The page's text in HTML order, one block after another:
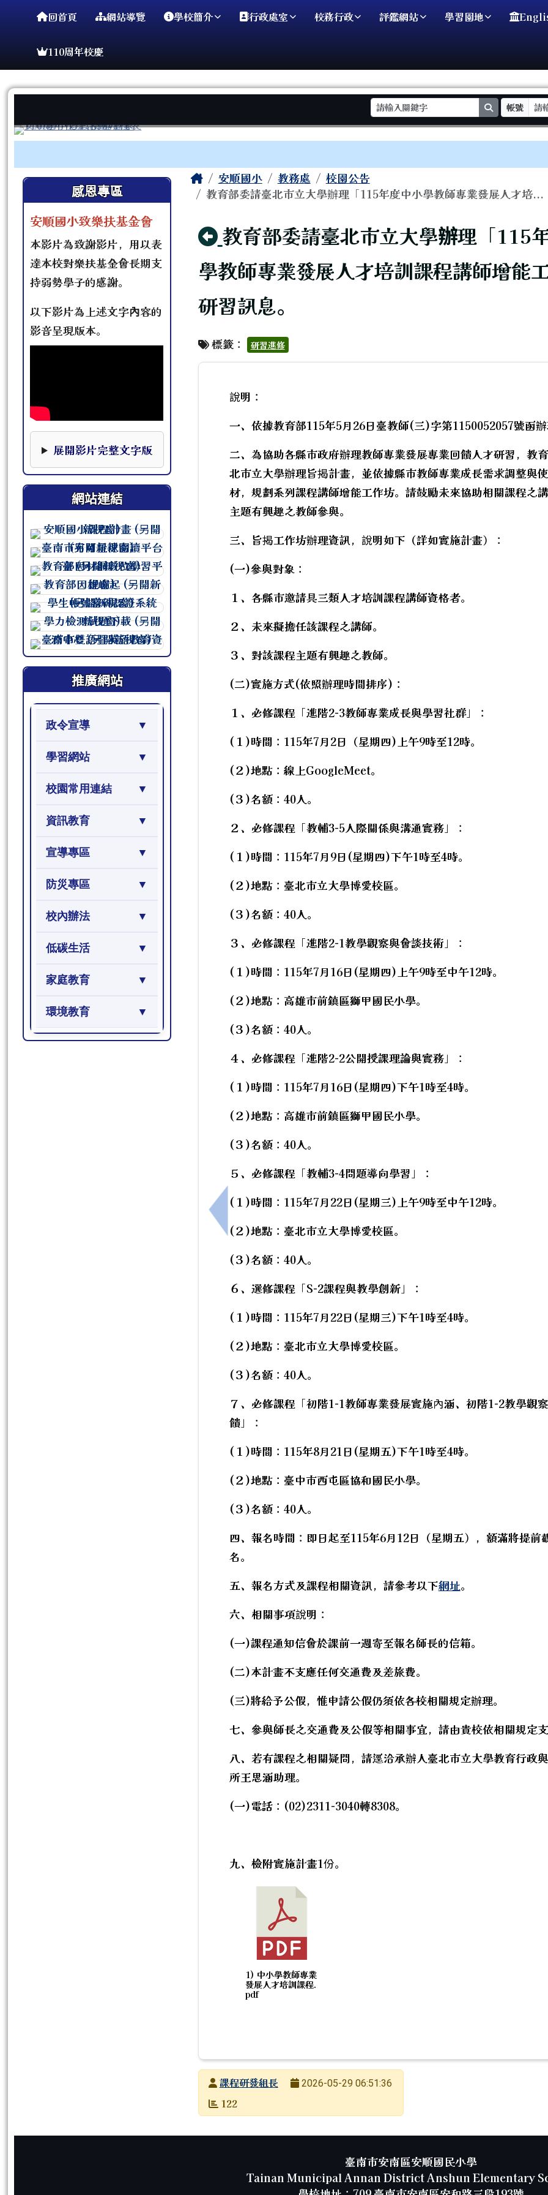
臺南市安順國小
導覽列回首頁 網站導覽 學校簡介 行政處室 校務行政 評鑑網站 學習園地
110周年校慶
search
帳號
左邊區域內容
感恩專區
安順國小致樂扶基金會
本影片為致謝影片，用以表
達本校對樂扶基金會長期支
持弱勢學子的感謝。
以下影片為上述文字內容的
影音呈現版本。
展開影片完整文字版
網站連結
連至 http://course.tn.edu.tw/school.aspx?sch=213626
連至 http://course.tn.edu.tw/school.aspx?sch=213626
連至 http://course.tn.edu.tw/school.aspx?sch=213626
連至 http://course.tn.edu.tw/school.aspx?sch=213626
連至 http://course.tn.edu.tw/school.aspx?sch=213626
連至 http://course.tn.edu.tw/school.aspx?sch=213626
連至 http://course.tn.edu.tw/school.aspx?sch=213626
推廣網站
政令宣導
學習網站
校園常用連結
資訊教育
宣導專區
防災專區
校內辦法
低碳生活
家庭教育
環境教育
主內容區域
Home安順國小 教務處
校園公告
教育部委請臺北市立大學辦理「115年度中小學教師專業發展人才培...
回上頁
教育部委請臺北市立大學辦理「115
學教師專業發展人才培訓課程講師增能工
研習訊息。
標籤： 研習進修
上一筆：轉知國立嘉義大學辦理「115學年度中小學雙語教學在職教
說明：
一、依據教育部115年5月26日臺教師(三)字第1150052057號函辦
二、為協助各縣市政府辦理教師專業發展專業回饋人才研習，教
北市立大學辦理旨揭計畫，並依據縣市教師專業成長需求調整與
材，規劃系列課程講師增能工作坊。請鼓勵未來協助相關課程之
主題有興趣之教師參與。
三、旨揭工作坊辦理資訊，說明如下（詳如實施計畫）：
(一)參與對象：
１、各縣市邀請具三類人才培訓課程講師資格者。
２、未來擬擔任該課程之講師。
３、對該課程主題有興趣之教師。
(二)實施方式(依照辦理時間排序)：
１、必修課程「進階2-3教師專業成長與學習社群」：
(１)時間：115年7月2日（星期四)上午9時至12時。
(２)地點：線上GoogleMeet。
(３)名額：40人。
２、必修課程「教輔3-5人際關係與溝通實務」：
(１)時間：115年7月9日(星期四)下午1時至4時。
(２)地點：臺北市立大學博愛校區。
(３)名額：40人。
３、必修課程「進階2-1教學觀察與會談技術」：
(１)時間：115年7月16日(星期四)上午9時至中午12時。
(２)地點：高雄市前鎮區獅甲國民小學。
(３)名額：40人。
４、必修課程「進階2-2公開授課理論與實務」：
(１)時間：115年7月16日(星期四)下午1時至4時。
(２)地點：高雄市前鎮區獅甲國民小學。
(３)名額：40人。
５、必修課程「教輔3-4問題導向學習」：
(１)時間：115年7月22日(星期三)上午9時至中午12時。
(２)地點：臺北市立大學博愛校區。
(３)名額：40人。
６、選修課程「S-2課程與教學創新」：
(１)時間：115年7月22日(星期三)下午1時至4時。
(２)地點：臺北市立大學博愛校區。
(３)名額：40人。
７、必修課程「初階1-1教師專業發展實施內涵、初階1-2教學觀
饋」：
(１)時間：115年8月21日(星期五)下午1時至4時。
(２)地點：臺中市西屯區協和國民小學。
(３)名額：40人。
四、報名時間：即日起至115年6月12日（星期五），額滿將提前
名。
五、報名方式及課程相關資訊，請參考以下網址。
六、相關事項說明：
(一)課程通知信會於課前一週寄至報名師長的信箱。
(二)本計畫不支應任何交通費及差旅費。
(三)將給予公假，惟申請公假仍須依各校相關規定辦理。
七、參與師長之交通費及公假等相關事宜，請由貴校依相關規定支
八、若有課程之相關疑問，請逕洽承辦人臺北市立大學教育行政
所王思涵助理。
(一)電話：(02)2311-3040轉8308。
九、檢附實施計畫1份。
1) 中小學教師專業
發展人才培訓課程.
pdf
發布者課程研發組長
發布日期
2026-05-29 06:51:36
瀏覽次數
122
頁尾區域
臺南市安南區安順國民小學
Tainan Municipal Annan District Anshun Elementary